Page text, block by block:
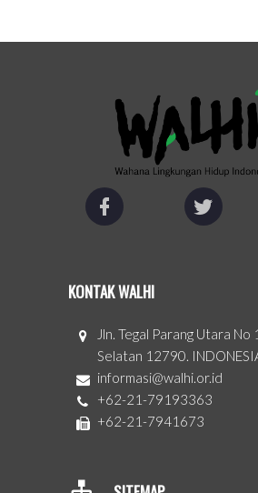
KONTAK WALHI
Jln. Tegal Parang Utara No
Selatan 12790.
informasi@walhi.or.id
+62-21-79193363
+62-21-7941673